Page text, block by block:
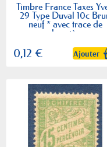
Timbre France Taxes
29 Type Duval 10c
neuf * avec trace de
charnière
0,12 € Ajouter